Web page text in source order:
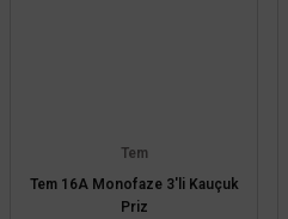
Tem
Tem 16A Monofaze 3'li Kauçuk
Priz